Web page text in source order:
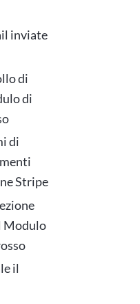
inviate
di
di
di
Stripe
Modulo
il